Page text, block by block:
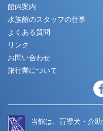
館内案内
水族館のスタッフの仕事
よくある質問
リンク
お問い合わせ
旅行業について
当館は、盲導犬・介